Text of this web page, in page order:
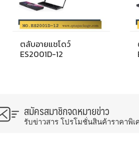
ตลับอายแชโดว์
ES2001D-12
สมัครสมาชิกจดหมายข่าว
รับข่าวสาร โปรโมชั่นสินค้าราคาพิเ